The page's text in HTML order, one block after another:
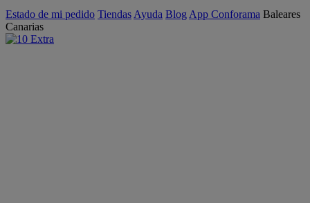
Estado de mi pedido Tiendas Ayuda Blog App Conforama Baleares
Canarias